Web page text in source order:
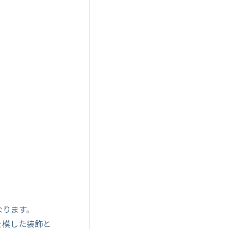
ます。
した装飾と